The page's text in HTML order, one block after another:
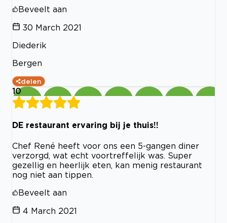
Beveelt aan
30 March 2021
Diederik
Bergen
delen
10
DE restaurant ervaring bij je thuis!!
Chef René heeft voor ons een 5-gangen diner
verzorgd, wat echt voortreffelijk was. Super
gezellig en heerlijk eten, kan menig restaurant
nog niet aan tippen.
Beveelt aan
4 March 2021